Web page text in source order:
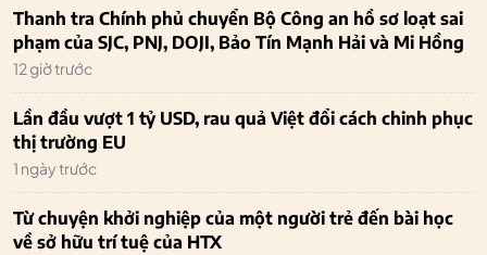
Thanh tra Chính phủ chuyển Bộ Công an hồ sơ loạt sai
phạm của SJC, PNJ, DOJI, Bảo Tín Mạnh Hải và Mi Hồng
12 giờ trước
Lần đầu vượt 1 tỷ USD, rau quả Việt đổi cách chinh phục
thị trường EU
1 ngày trước
Từ chuyện khởi nghiệp của một người trẻ đến bài học
về sở hữu trí tuệ của HTX